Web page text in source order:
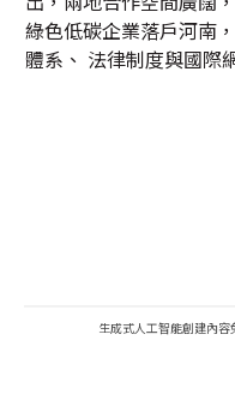
綠色低碳企業落戶河南
體系、 法律制度與國際
生成式人工智能創建內容